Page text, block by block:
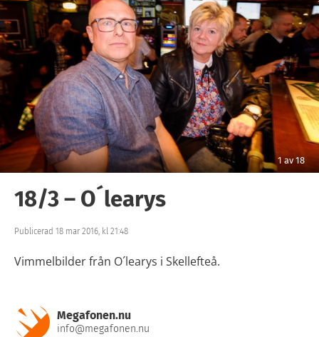
1
18/3 – O´learys
Publicerad 18 mar 2016, kl 21:48
Vimmelbilder från O´learys i Skellefteå.
Megafonen.nu
info@megafonen.nu